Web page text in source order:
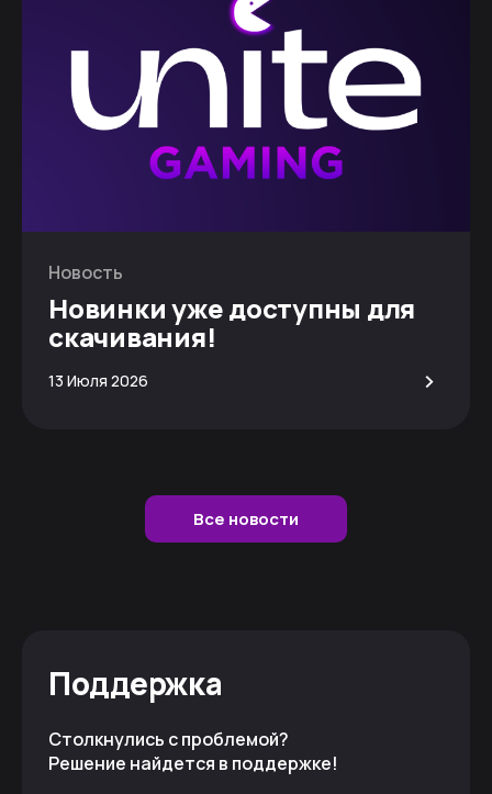
Новость
Новинки уже доступны для
скачивания!
13 Июля 2026 >
Все новости
Поддержка
Столкнулись с проблемой?
Решение найдется в поддержке!